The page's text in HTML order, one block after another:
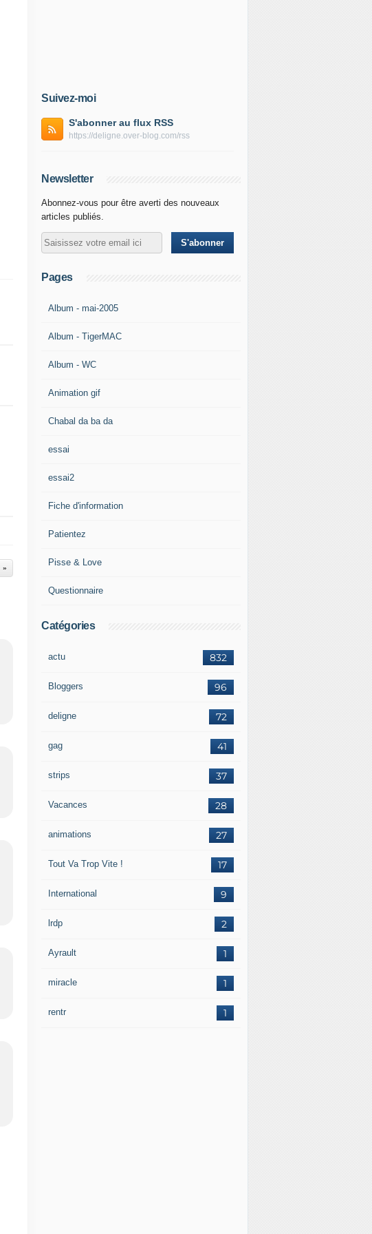
Suivez-moi
S'abonner au flux RSS
https://deligne.over-blog.com/rss
Newsletter
Abonnez-vous pour être averti des nouveaux
articles publiés.
Pages
Album - mai-2005
Album - TigerMAC
Album - WC
Animation gif
Chabal da ba da
essai
essai2
Fiche d'information
Patientez
Pisse & Love
Questionnaire
Catégories
832
actu
96
Bloggers
72
deligne
41
gag
37
strips
28
Vacances
27
animations
17
Tout Va Trop Vite !
9
International
2
lrdp
1
Ayrault
1
miracle
1
rentr